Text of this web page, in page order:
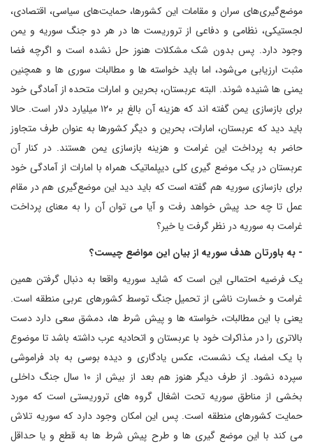
موضع‌گیری‌های سران و مقامات این کشورها، حمایت‌های سیاسی، اقتصادی،
لجستیکی، نظامی و دفاعی از تروریست ها در هر دو جنگ سوریه و یمن
وجود دارد. پس بدون شک مشکلات هنوز حل نشده است و اگرچه فضا
مثبت ارزیابی می‌شود، اما باید خواسته ها و مطالبات سوری ها و همچنین
یمنی ها شنیده شوند. البته عربستان، بحرین و امارات متحده از آمادگی خود
برای بازسازی یمن گفته اند که هزینه آن بالغ بر ۱۲۰ میلیارد دلار است. حالا
باید دید که عربستان، امارات، بحرین و دیگر کشورها به عنوان طرف متجاوز
حاضر به پرداخت این غرامت و هزینه بازسازی یمن هستند. در کنار آن
عربستان در یک موضع گیری کلی دیپلماتیک همراه با امارات از آمادگی خود
برای بازسازی سوریه هم گفته است که باید دید این موضع‌گیری هم در مقام
عمل تا چه حد پیش خواهد رفت و آیا می توان آن را به معنای پرداخت
غرامت به سوریه در نظر گرفت یا خیر؟
- به باورتان هدف سوریه از بیان این مواضع چیست؟
یک فرضیه احتمالی این است که شاید سوریه واقعا به دنبال گرفتن همین
غرامت و خسارت ناشی از تحمیل جنگ توسط کشورهای عربی منطقه است.
یعنی با این مطالبات، خواسته ها و پیش شرط ها، دمشق سعی دارد دست
بالاتری را در مذاکرات خود با عربستان و اتحادیه عرب داشته باشد تا موضوع
با یک امضا، یک نشست، عکس یادگاری و دیده بوسی به باد فراموشی
سپرده نشود. از طرف دیگر هنوز هم بعد از بیش از ۱۰ سال جنگ داخلی
بخشی از مناطق سوریه تحت اشغال گروه های تروریستی است که مورد
حمایت کشورهای منطقه است. پس این امکان وجود دارد که سوریه تلاش
می کند با این موضع گیری ها و طرح پیش شرط ها به قطع و یا حداقل